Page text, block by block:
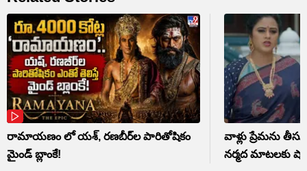
రామాయణం లో యశ్, రణబీర్‌ల పారితోషికం
మైండ్‌ బ్లాంకే!
వాళ్లు ప్రేమను
నర్మద మాటలకు